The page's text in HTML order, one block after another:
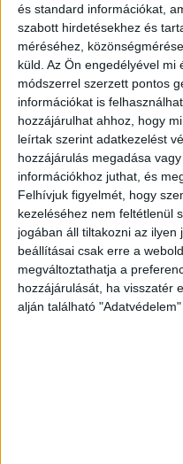
és standard információkat,
szabott hirdetésekhez és
méréséhez,
küld. Az Ön engedélyével mi
módszerrel szerzett pontos
információkat is
hozzájárulhat ahhoz, hogy
leírtak szerint adatkezelést
hozzájárulás megadása
információkhoz juthat, és
Felhívjuk figyelmét, hogy
kezeléséhez nem feltétlenül
jogában áll tiltakozni az ilyen
beállításai csak erre a
megváltoztathatja a
hozzájárulását, ha visszatér
alján található "Adatvédelem"